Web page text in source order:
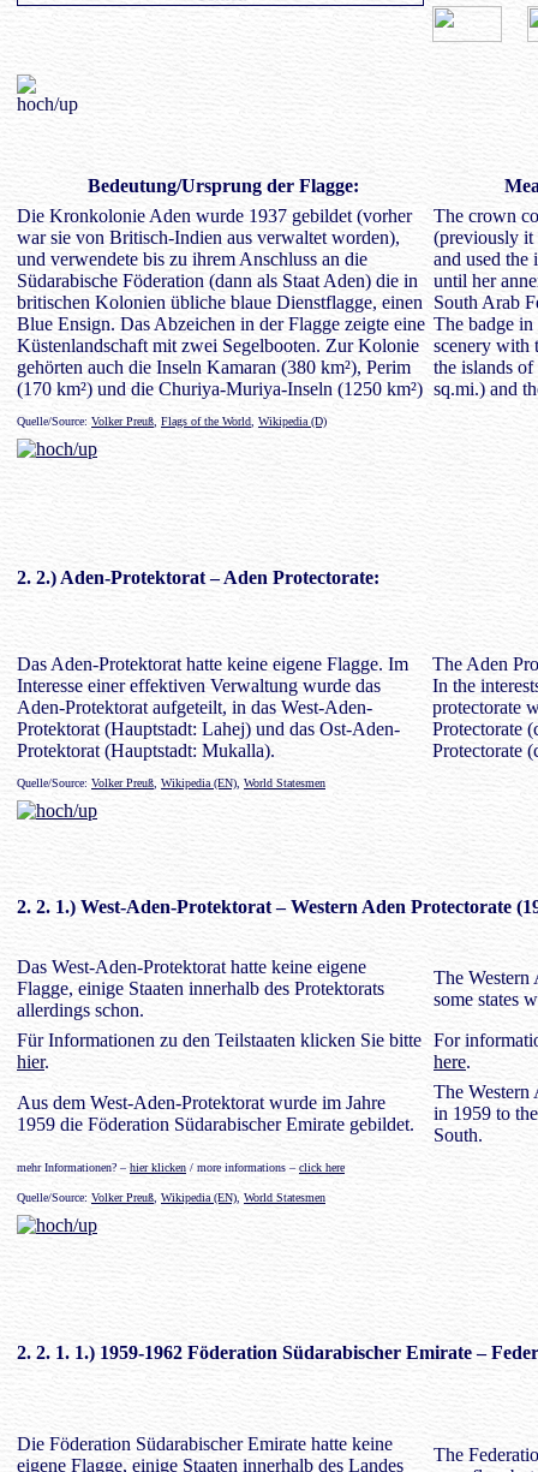
Bedeutung/Ursprung der Flagge:
Die Kronkolonie Aden wurde 1937 gebildet (vorher
war sie von Britisch-Indien aus verwaltet worden),
und verwendete bis zu ihrem Anschluss an die
Südarabische Föderation (dann als Staat Aden) die in
britischen Kolonien übliche blaue Dienstflagge, einen
Blue Ensign. Das Abzeichen in der Flagge zeigte eine
Küstenlandschaft mit zwei Segelbooten. Zur Kolonie
gehörten auch die Inseln Kamaran (380 km²), Perim
(170 km²) und die Churiya-Muriya-Inseln (1250 km²)
The crown
(previously it
and used
until her
South Arab
The badge in
scenery with
the islands
sq.mi.) and
Quelle/Source: Volker Preuß Flags of the World Wikipedia (D)
2. 2.) Aden-Protektorat– Aden Protectorate:
Das Aden-Protektorat hatte keine eigene Flagge. Im
Interesse einer effektiven Verwaltung wurde das
Aden-Protektorat aufgeteilt, in das West-Aden-
Protektorat (Hauptstadt: Lahej) und das Ost-Aden-
Protektorat (Hauptstadt: Mukalla).
The Aden
In the
protectorate
Protectorate
Protectorate
Quelle/Source: Volker Preuß Wikipedia (EN) World Statesmen
2. 2. 1.) West-Aden-Protektorat– Western Aden Protectorate
Das West-Aden-Protektorat hatte keine eigene
Flagge, einige Staaten innerhalb des Protektorats
allerdings schon.
The Western
some states
Für Informationen zu den Teilstaaten klicken Sie bitte
hier.
For
here.
Aus dem West-Aden-Protektorat wurde im Jahre
1959 die Föderation Südarabischer Emirate gebildet.
The Western
in 1959 to
South.
mehr Informationen? –hier klicken / more informations –click here
Quelle/Source: Volker Preuß Wikipedia (EN) World Statesmen
2. 2. 1. 1.) 1959-1962 Föderation Südarabischer Emirate–
Die Föderation Südarabischer Emirate hatte keine
eigene Flagge, einige Staaten innerhalb des Landes
The